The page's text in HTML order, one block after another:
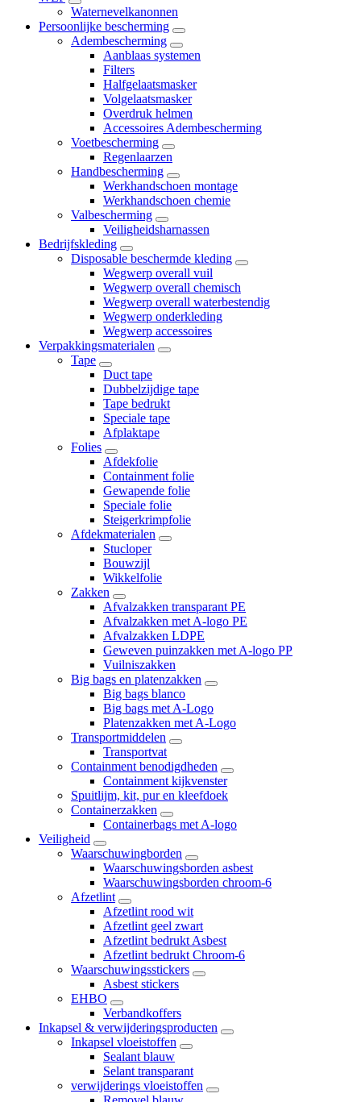
Waternevelkanonnen
Persoonlijke bescherming
Adembescherming
Aanblaas systemen
Filters
Halfgelaatsmasker
Volgelaatsmasker
Overdruk helmen
Accessoires Adembescherming
Voetbescherming
Regenlaarzen
Handbescherming
Werkhandschoen montage
Werkhandschoen chemie
Valbescherming
Veiligheidsharnassen
Bedrijfskleding
Disposable beschermde kleding
Wegwerp overall vuil
Wegwerp overall chemisch
Wegwerp overall waterbestendig
Wegwerp onderkleding
Wegwerp accessoires
Verpakkingsmaterialen
Tape
Duct tape
Dubbelzijdige tape
Tape bedrukt
Speciale tape
Afplaktape
Folies
Afdekfolie
Containment folie
Gewapende folie
Speciale folie
Steigerkrimpfolie
Afdekmaterialen
Stucloper
Bouwzijl
Wikkelfolie
Zakken
Afvalzakken transparant PE
Afvalzakken met A-logo PE
Afvalzakken LDPE
Geweven puinzakken met A-logo PP
Vuilniszakken
Big bags en platenzakken
Big bags blanco
Big bags met A-Logo
Platenzakken met A-Logo
Transportmiddelen
Transportvat
Containment benodigdheden
Containment kijkvenster
Spuitlijm, kit, pur en kleefdoek
Containerzakken
Containerbags met A-logo
Veiligheid
Waarschuwingborden
Waarschuwingsborden asbest
Waarschuwingsborden chroom-6
Afzetlint
Afzetlint rood wit
Afzetlint geel zwart
Afzetlint bedrukt Asbest
Afzetlint bedrukt Chroom-6
Waarschuwingsstickers
Asbest stickers
EHBO
Verbandkoffers
Inkapsel & verwijderingsproducten
Inkapsel vloeistoffen
Sealant blauw
Selant transparant
verwijderings vloeistoffen